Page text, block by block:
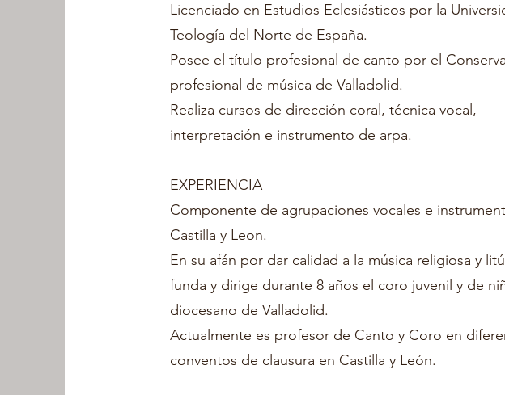
Licenciado en Estudios Eclesiásticos por la
Teología del Norte de España.
Posee el título profesional de canto por el
profesional de música de Valladolid.
Realiza cursos de dirección coral, técnica vocal,
interpretación e instrumento de arpa.
EXPERIENCIA
Componente de agrupaciones vocales e
Castilla y Leon.
En su afán por dar calidad a la música religiosa y
funda y dirige durante 8 años el coro juvenil y de
diocesano de Valladolid.
Actualmente es profesor de Canto y Coro en
conventos de clausura en Castilla y León.